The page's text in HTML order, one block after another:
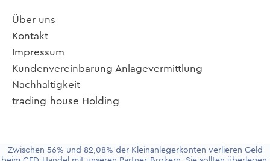
Zwischen 56% und 82,08% der Kleinanlegerkonten verlieren Geld
Über uns
Kontakt
Impressum
Kundenvereinbarung Anlagevermittlung
Nachhaltigkeit
trading-house Holding